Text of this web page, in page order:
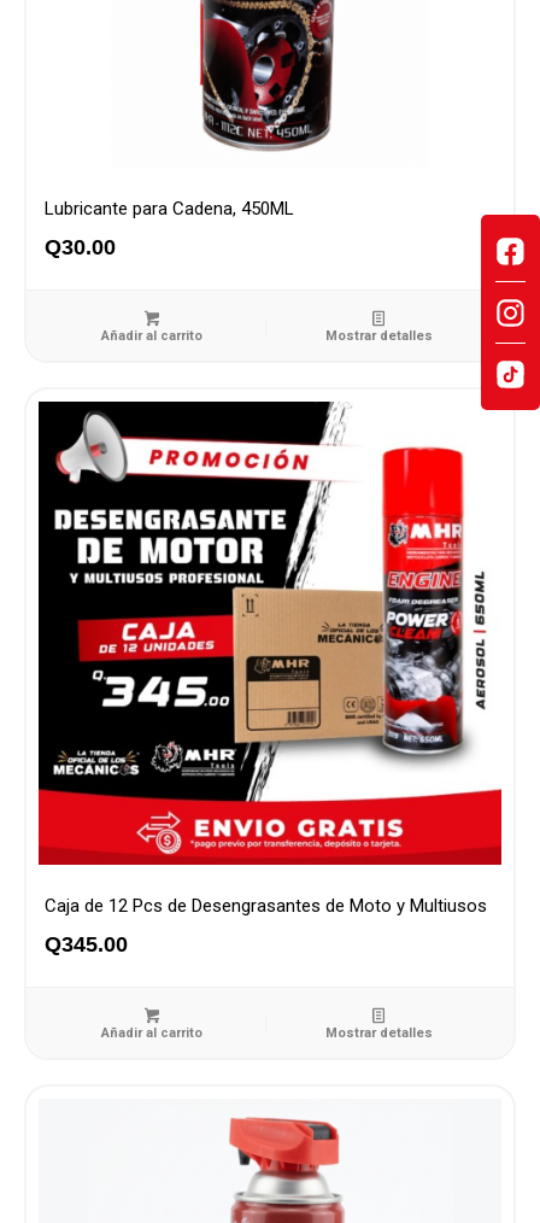
Lubricante para Cadena, 450ML
Q30.00
Añadir al carrito Mostrar detalles
Caja de 12 Pcs de Desengrasantes de Moto y Multiusos
Q345.00
Añadir al carrito Mostrar detalles